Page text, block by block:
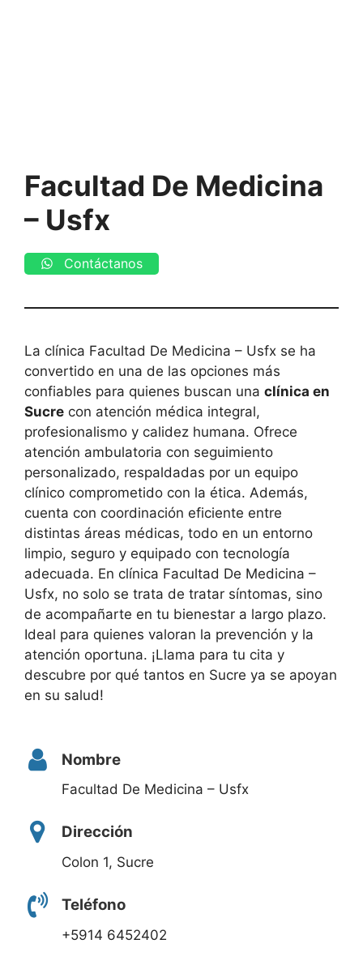
Facultad De Medicina
– Usfx
Contáctanos
La clínica Facultad De Medicina – Usfx se ha
convertido en una de las opciones más
confiables para quienes buscan una clínica en
Sucre con atención médica integral,
profesionalismo y calidez humana. Ofrece
atención ambulatoria con seguimiento
personalizado, respaldadas por un equipo
clínico comprometido con la ética. Además,
cuenta con coordinación eficiente entre
distintas áreas médicas, todo en un entorno
limpio, seguro y equipado con tecnología
adecuada. En clínica Facultad De Medicina –
Usfx, no solo se trata de tratar síntomas, sino
de acompañarte en tu bienestar a largo plazo.
Ideal para quienes valoran la prevención y la
atención oportuna. ¡Llama para tu cita y
descubre por qué tantos en Sucre ya se apoyan
en su salud!
Nombre
Facultad De Medicina – Usfx
Dirección
Colon 1, Sucre
Teléfono
+5914 6452402